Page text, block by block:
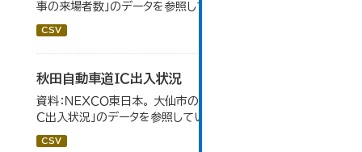
事の来場者数」のデータを参照しています。
CSV
秋田自動車道ＩＣ出入状況
資料：ＮＥＸＣＯ東日本。 大仙市の統計「8-1 秋田自動車道Ｉ
Ｃ出入状況」のデータを参照しています。
CSV